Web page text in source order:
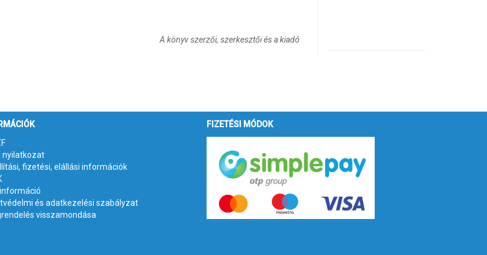
A könyv szerzői, szerkesztői és a kiadó
nyilatkozat
fizetési, elállási információk
és adatkezelési szabályzat
visszamondása
FIZETÉSI MÓDOK